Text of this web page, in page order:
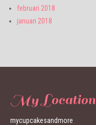
februari 2018
januari 2018
My Location
mycupcakesandmore